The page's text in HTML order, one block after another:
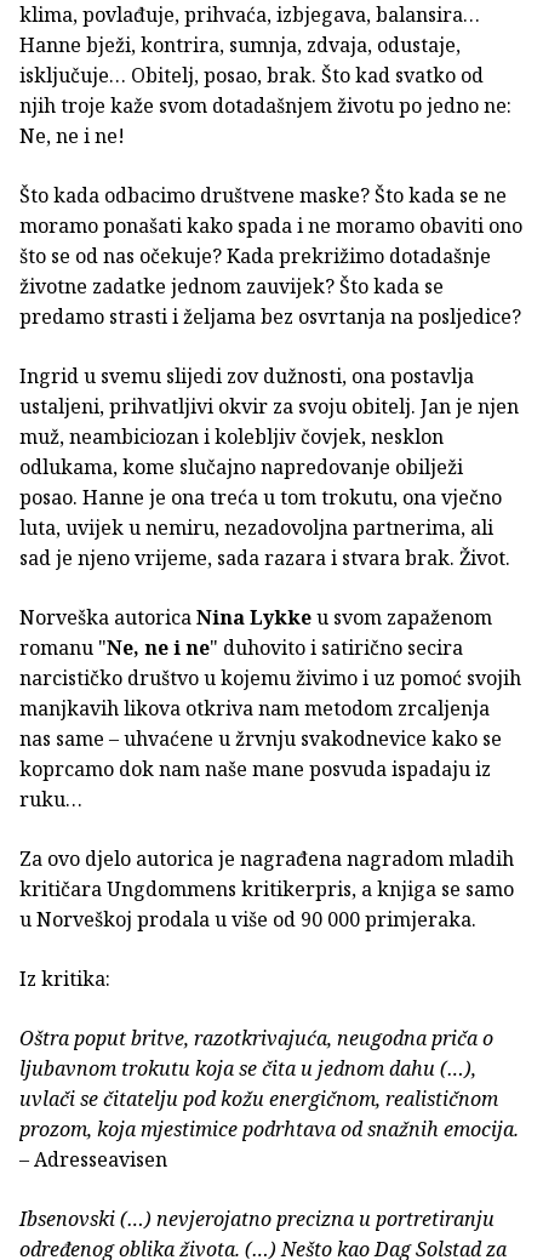
klima, povlađuje, prihvaća, izbjegava, balansira…
Hanne bježi, kontrira, sumnja, zdvaja, odustaje,
isključuje… Obitelj, posao, brak. Što kad svatko od
njih troje kaže svom dotadašnjem životu po jedno ne:
Ne, ne i ne!
Što kada odbacimo društvene maske? Što kada se ne
moramo ponašati kako spada i ne moramo obaviti ono
što se od nas očekuje? Kada prekrižimo dotadašnje
životne zadatke jednom zauvijek? Što kada se
predamo strasti i željama bez osvrtanja na posljedice?
Ingrid u svemu slijedi zov dužnosti, ona postavlja
ustaljeni, prihvatljivi okvir za svoju obitelj. Jan je njen
muž, neambiciozan i kolebljiv čovjek, nesklon
odlukama, kome slučajno napredovanje obilježi
posao. Hanne je ona treća u tom trokutu, ona vječno
luta, uvijek u nemiru, nezadovoljna partnerima, ali
sad je njeno vrijeme, sada razara i stvara brak. Život.
Norveška autoricaNina Lykkeu svom zapaženom
romanu "Ne, ne i ne" duhovito i satirično secira
narcističko društvo u kojemu živimo i uz pomoć svojih
manjkavih likova otkriva nam metodom zrcaljenja
nas same – uhvaćene u žrvnju svakodnevice kako se
koprcamo dok nam naše mane posvuda ispadaju iz
ruku…
Za ovo djelo autorica je nagrađena nagradom mladih
kritičara Ungdommens kritikerpris, a knjiga se samo
u Norveškoj prodala u više od 90 000 primjeraka.
Iz kritika:
Oštra poput britve, razotkrivajuća, neugodna priča o
ljubavnom trokutu koja se čita u jednom dahu (…),
uvlači se čitatelju pod kožu energičnom, realističnom
prozom, koja mjestimice podrhtava od snažnih emocija.
– Adresseavisen
Ibsenovski (…) nevjerojatno precizna u portretiranju
određenog oblika života. (…) Nešto kao Dag Solstad za